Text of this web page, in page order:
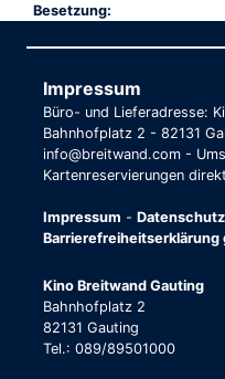
Besetzung:
Impressum
Büro- und Lieferadresse:
Bahnhofplatz 2 - 82131
info@breitwand.com -
Kartenreservierungen
Impressum -
Barrierefreiheitserklärung
Kino Breitwand Gauting
Bahnhofplatz 2
82131 Gauting
Tel.: 089/89501000